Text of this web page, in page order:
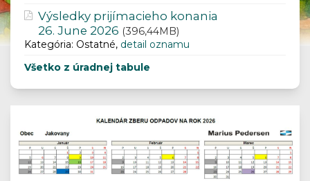
Výsledky prijímacieho konania
26. June 2026 (396,44MB)
Kategória: Ostatné, detail oznamu
Všetko z úradnej tabule